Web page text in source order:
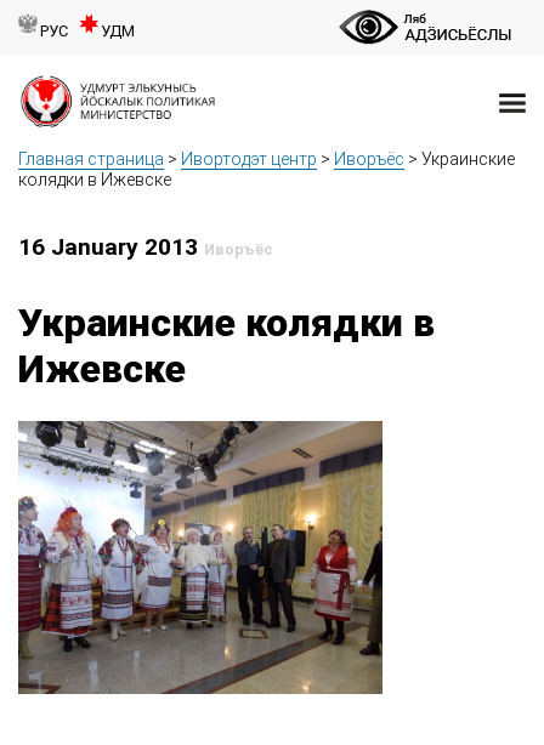
РУС УДМ
Главная страница > Ивортодэт центр > Иворъёс > Украинские
колядки в Ижевске
16 January 2013 Иворъёс
Украинские колядки в
Ижевске